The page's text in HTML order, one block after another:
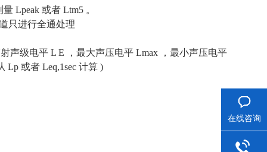
Lpeak 或者 Ltm5 。
只进行全通处理
声级电平 L E ，最大声压电平 Lmax ，最小声压电平
Lp 或者 Leq,1sec 计算 )
在线咨询